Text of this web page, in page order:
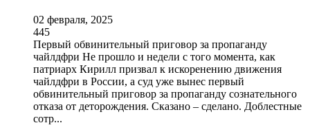
02 февраля, 2025
445
Первый обвинительный приговор за пропаганду
чайлдфри Не прошло и недели с того момента, как
патриарх Кирилл призвал к искоренению движения
чайлдфри в России, а суд уже вынес первый
обвинительный приговор за пропаганду сознательного
отказа от деторождения. Сказано – сделано. Доблестные
сотр...